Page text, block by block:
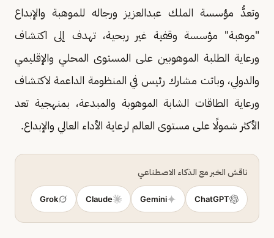
وتعدُّ مؤسسة الملك عبدالعزيز ورجاله للموهبة والإبداع
"موهبة" مؤسسة وقفية غير ربحية، تهدف إلى اكتشاف
ورعاية الطلبة الموهوبين على المستوى المحلي والإقليمي
والدولي، وباتت مشارك رئيس في المنظومة الداعمة لاكتشاف
ورعاية الطاقات الشابة الموهوبة والمبدعة، بمنهجية تعد
الأكثر شمولًا على مستوى العالم لرعاية الأداء العالي والإبداع.
ناقش الخبر مع الذكاء الاصطناعي
ChatGPT
Gemini
Claude
Grok